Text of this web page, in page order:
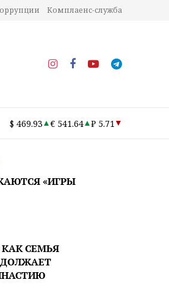
Комплаенс-служба
$ 469.93 € 541.64 ₽ 5.71
«ИГРЫ
СЕМЬЯ